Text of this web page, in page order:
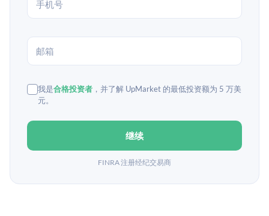
我是合格投资者 ，并了解 UpMarket 的最低投资额为 5 万美
元。
继续
FINRA 注册经纪交易商